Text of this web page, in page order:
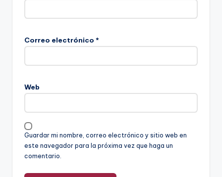
Correo electrónico *
Web
Guardar mi nombre, correo electrónico y sitio web en
este navegador para la próxima vez que haga un
comentario.